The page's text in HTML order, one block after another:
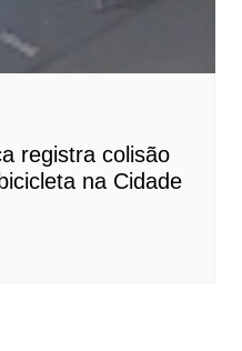
registra colisão
na Cidade